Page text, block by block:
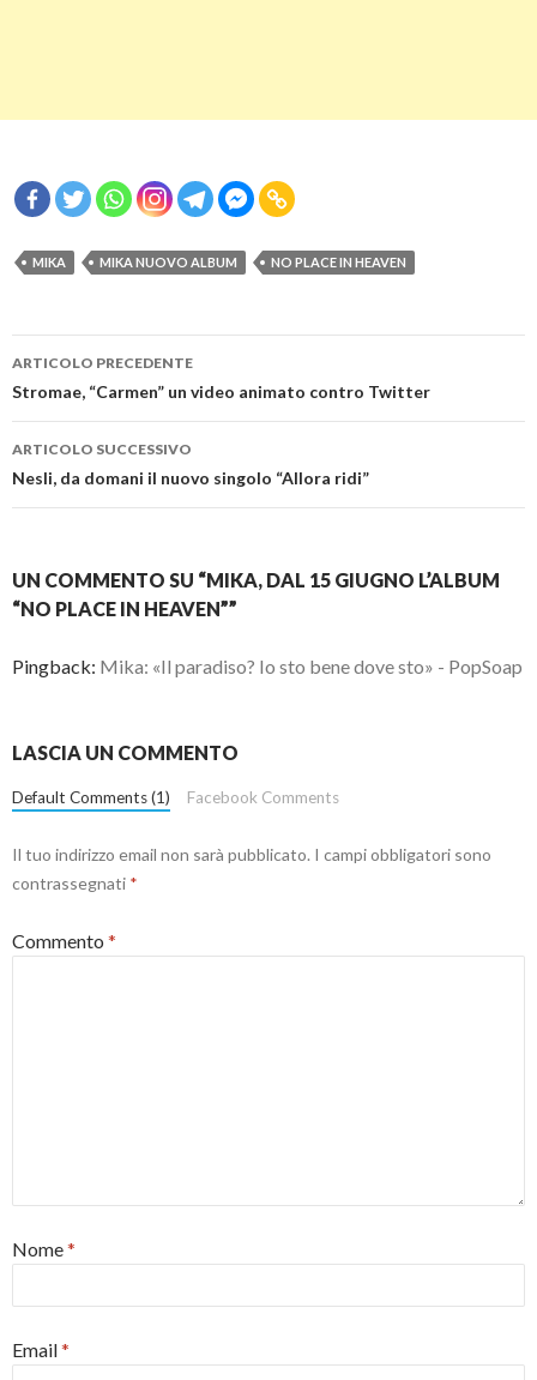
MIKA MIKA NUOVO ALBUM NO PLACE IN HEAVEN
Navigazione
articolo
ARTICOLO PRECEDENTE
Stromae, “Carmen” un video animato contro Twitter
ARTICOLO SUCCESSIVO
Nesli, da domani il nuovo singolo “Allora ridi”
UN COMMENTO SU “MIKA, DAL 15 GIUGNO L’ALBUM
“NO PLACE IN HEAVEN””
Pingback: Mika: «Il paradiso? Io sto bene dove sto» - PopSoap
LASCIA UN COMMENTO
Default Comments (1) Facebook Comments
Il tuo indirizzo email non sarà pubblicato. I campi obbligatori sono
contrassegnati *
Commento *
Nome*
Email*